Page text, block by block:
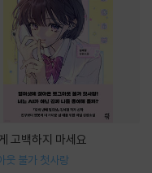
고백하지 마세요
웃 불가 첫사랑